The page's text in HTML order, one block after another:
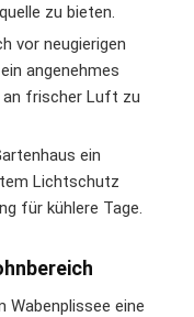
zu bieten.
vor neugierigen
angenehmes
an frischer Luft zu
ein
Lichtschutz
für kühlere Tage.
eine